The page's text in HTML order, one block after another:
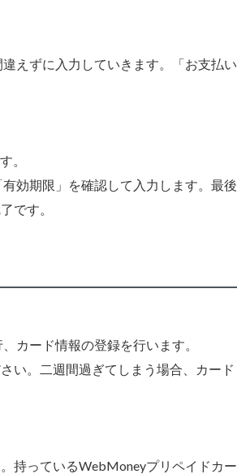
えずに入力していきます。「お支払い
。
効期限」を確認して入力します。最後
です。
カード情報の登録を行います。
い。二週間過ぎてしまう場合、カード
持っているWebMoneyプリペイドカー